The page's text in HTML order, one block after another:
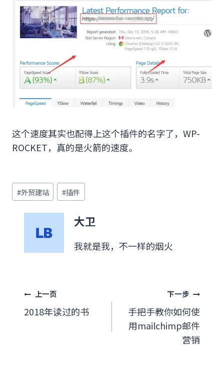
这个速度其实也配得上这个插件的名字了，WP-
ROCKET，真的是火箭的速度。
文
章
#外贸建站 #插件
大卫
我就是我，不一样的烟火
文
章
上一页
2018年读过的书
下一步
手把手教你如何使
用mailchimp邮件
营销